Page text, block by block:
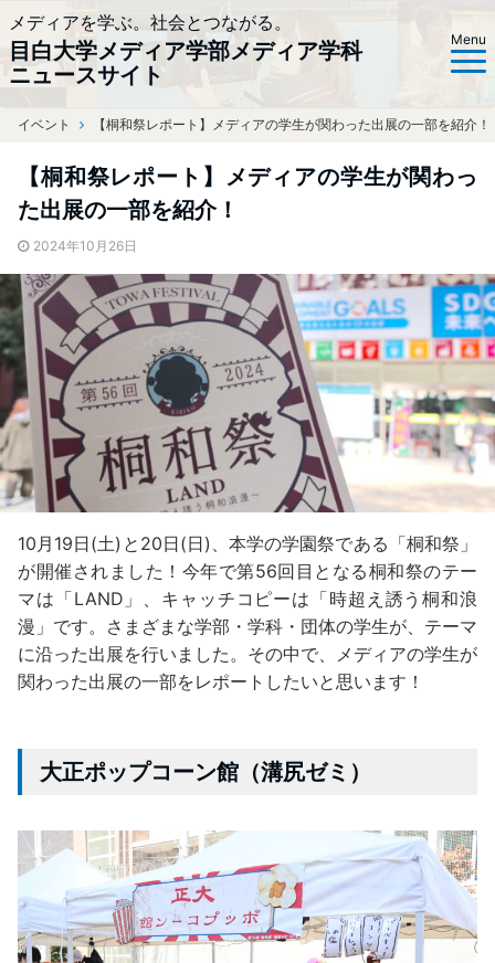
メディアを学ぶ。社会とつながる。
目白大学メディア学部メディア学科
ニュースサイト
Menu
ホーム
イベント 【桐和祭レポート】メディアの学生が関わった出展の一部を紹介！
【桐和祭レポート】メディアの学生が関わっ
た出展の一部を紹介！
2024年10月26日
10月19日(土)と20日(日)、本学の学園祭である「桐和祭」
が開催されました！今年で第56回目となる桐和祭のテー
マは「LAND」、キャッチコピーは「時超え誘う桐和浪
漫」です。さまざまな学部・学科・団体の学生が、テーマ
に沿った出展を行いました。その中で、メディアの学生が
関わった出展の一部をレポートしたいと思います！
大正ポップコーン館（溝尻ゼミ）